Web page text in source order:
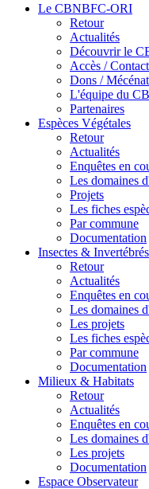
Le CBNBFC-ORI
Retour
Actualités
Découvrir le
Accès /
Dons / Mécénat
L'équipe du
Partenaires
Espèces Végétales
Retour
Actualités
Enquêtes en
Les domaines
Projets
Les fiches
Par commune
Documentation
Insectes & Invertébrés
Retour
Actualités
Enquêtes en
Les domaines
Les projets
Les fiches
Par commune
Documentation
Milieux & Habitats
Retour
Actualités
Enquêtes en
Les domaines
Les projets
Documentation
Espace Observateur